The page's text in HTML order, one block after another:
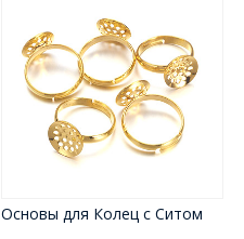
Основы для Колец с Ситом